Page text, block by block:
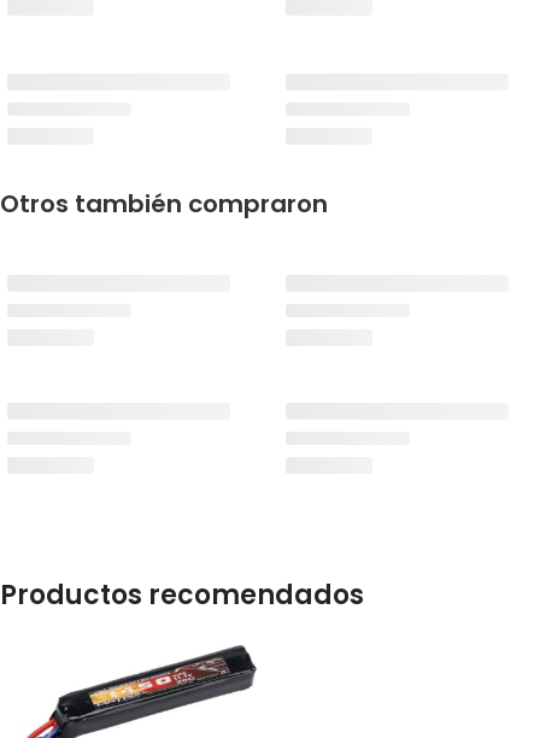
Otros también compraron
Productos recomendados